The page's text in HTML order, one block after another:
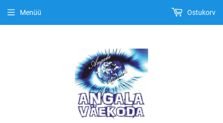
Menüü Ostukorv